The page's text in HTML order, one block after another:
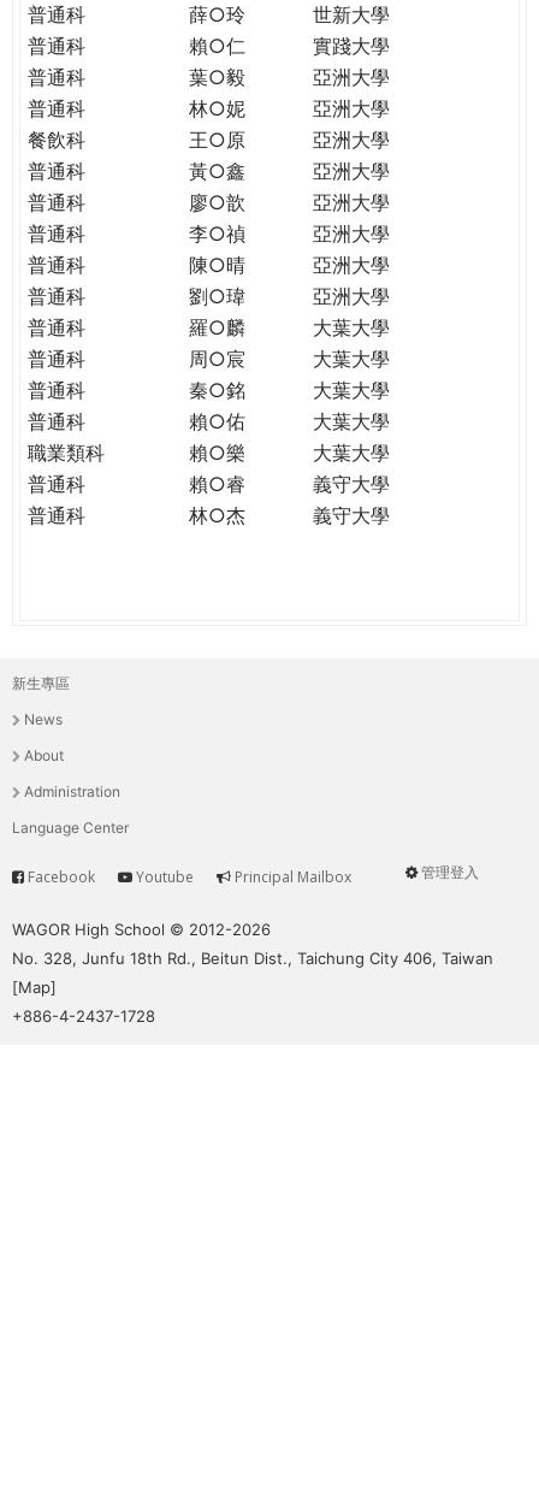
普通科
薛○玲
世新大學
普通科
賴○仁
實踐大學
普通科
葉○毅
亞洲大學
普通科
林○妮
亞洲大學
餐飲科
王○原
亞洲大學
普通科
黃○鑫
亞洲大學
普通科
廖○歆
亞洲大學
普通科
李○禎
亞洲大學
普通科
陳○晴
亞洲大學
普通科
劉○瑋
亞洲大學
普通科
羅○麟
大葉大學
普通科
周○宸
大葉大學
普通科
秦○銘
大葉大學
普通科
賴○佑
大葉大學
職業類科
賴○樂
大葉大學
普通科
賴○睿
義守大學
普通科
林○杰 義守大學
主
選
單
新生專區
News
About
Administration
Language Center
User
管理登入
Service
Facebook Youtube Principal Mailbox
WAGOR High School © 2012-2026
No. 328, Junfu 18th Rd., Beitun Dist., Taichung City 406, Taiwan
[Map]
+886-4-2437-1728